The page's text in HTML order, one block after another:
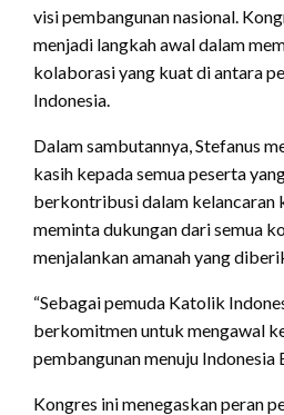
visi pembangunan nasional.
menjadi langkah awal dalam
kolaborasi yang kuat di antara
Indonesia.
Dalam sambutannya, Stefanus
kasih kepada semua peserta
berkontribusi dalam kelancaran
meminta dukungan dari semua
menjalankan amanah yang
“Sebagai pemuda Katolik
berkomitmen untuk mengawal
pembangunan menuju Indonesia
Kongres ini menegaskan peran